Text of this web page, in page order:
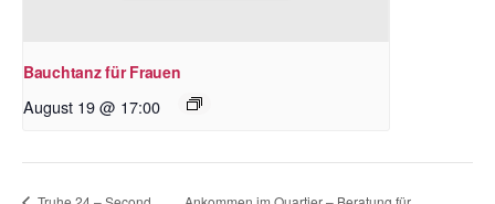
Bauchtanz für Frauen
August 19 @ 17:00